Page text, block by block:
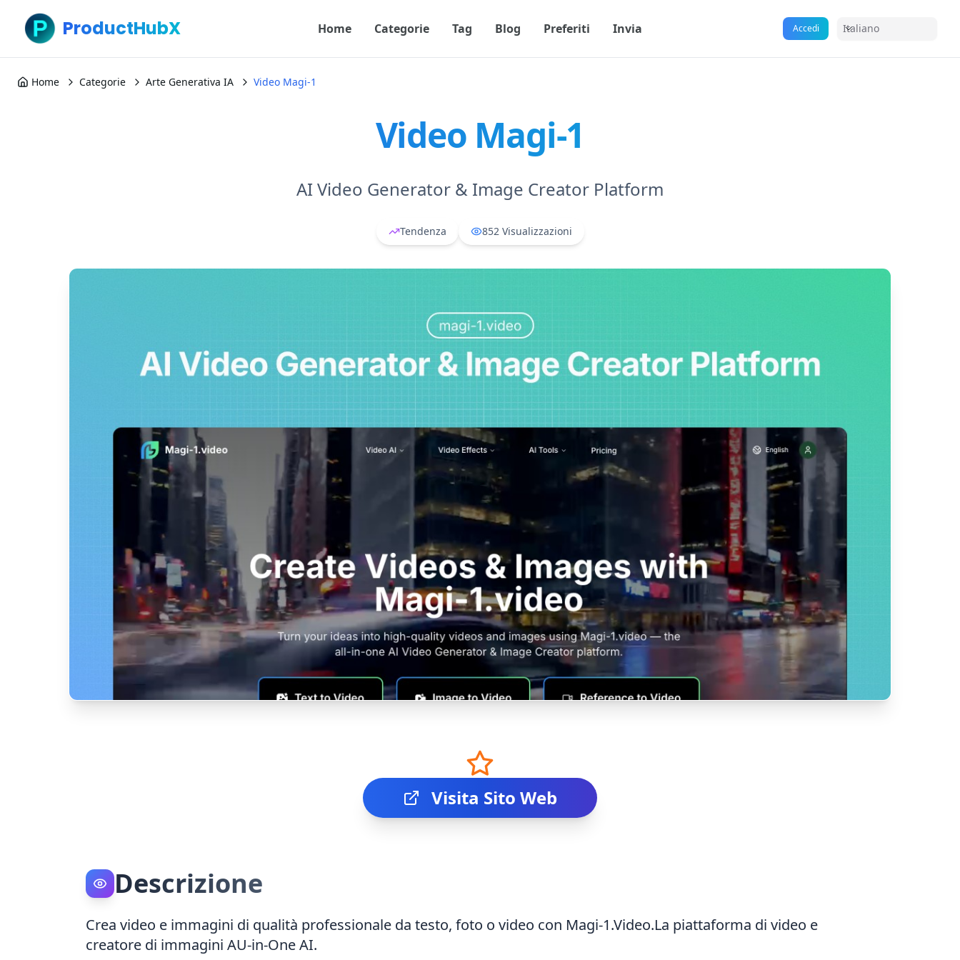
ProductHubX Home Categorie Tag Blog Preferiti Invia Accedi Italiano
Home Categorie Arte Generativa IA Video Magi-1
Video Magi-1
AI Video Generator & Image Creator Platform
Tendenza 852 Visualizzazioni
Visita Sito Web
Descrizione
Crea video e immagini di qualità professionale da testo, foto o video con Magi-1.Video.La piattaforma di video e
creatore di immagini AU-in-One AI.